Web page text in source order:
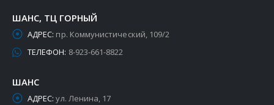
ШАНС, ТЦ ГОРНЫЙ
АДРЕС: пр. Коммунистический, 109/2
ТЕЛЕФОН: 8-923-661-8822
ШАНС
АДРЕС: ул. Ленина, 17